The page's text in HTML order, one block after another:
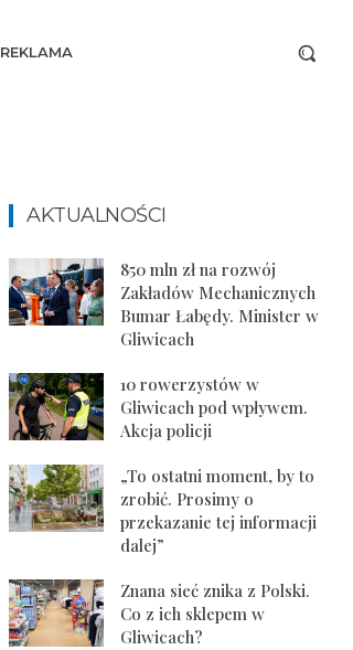
REKLAMA
AKTUALNOŚCI
850 mln zł na rozwój
Zakładów Mechanicznych
Bumar Łabędy. Minister w
Gliwicach
10 rowerzystów w
Gliwicach pod wpływem.
Akcja policji
„To ostatni moment, by to
zrobić. Prosimy o
przekazanie tej informacji
dalej”
Znana sieć znika z Polski.
Co z ich sklepem w
Gliwicach?